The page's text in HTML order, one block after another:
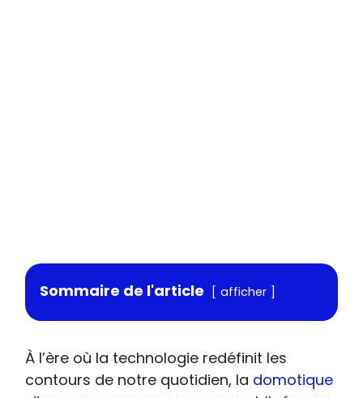
Sommaire de l'article afficher
À l’ère où la technologie redéfinit les
contours de notre quotidien, la domotique